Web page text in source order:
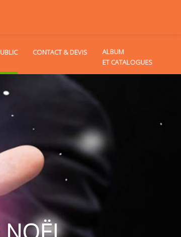
CONTACT & DEVIS
ALBUM
ET CATALOGUES